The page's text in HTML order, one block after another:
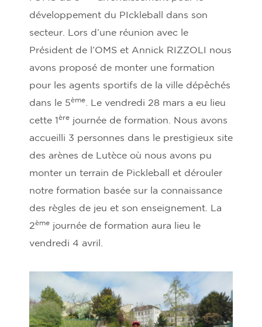
développement du PIckleball dans son
secteur. Lors d’une réunion avec le
Président de l’OMS et Annick RIZZOLI nous
avons proposé de monter une formation
pour les agents sportifs de la ville dépêchés
dans le 5ème
. Le vendredi 28 mars a eu lieu
cette 1ère journée de formation. Nous avons
accueilli 3 personnes dans le prestigieux site
des arènes de Lutèce où nous avons pu
monter un terrain de Pickleball et dérouler
notre formation basée sur la connaissance
des règles de jeu et son enseignement. La
2ème journée de formation aura lieu le
vendredi 4 avril.